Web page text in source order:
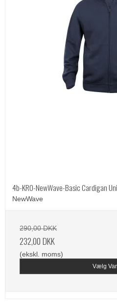
4b-KRO-NewWave-Basic Cardigan
NewWave
290,00 DKK
232,00 DKK
(ekskl. moms)
Vælg